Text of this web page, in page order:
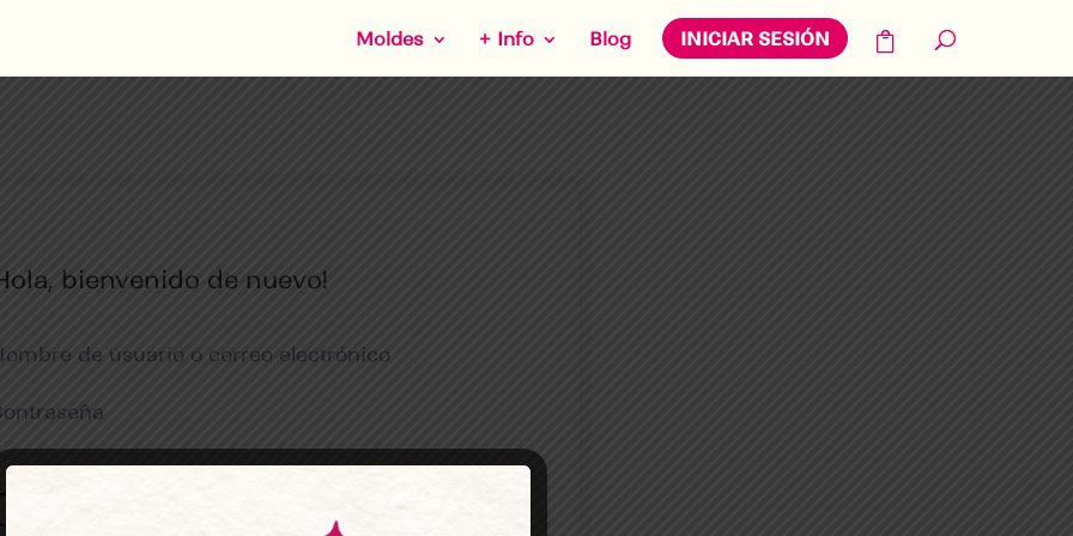
Moldes + Info Blog INICIAR SESIÓN
bienvenido de nuevo!